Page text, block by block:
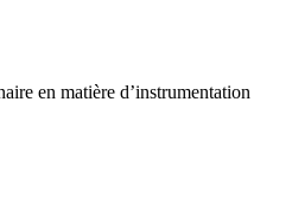
en matière d’instrumentation